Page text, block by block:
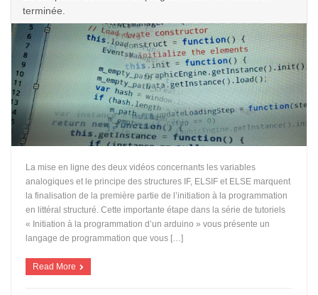
terminée.
La mise en ligne des deux vidéos concernants les variables
analogiques et le principe des structures IF, ELSIF et ELSE marquent
la finalisation de la première partie de l’initiation à la programmation
en littéral structuré. Cette importante étape dans la série de tutoriels
« Initiation à la programmation d’un arduino » vous présente un
langage de programmation que vous […]
Read More